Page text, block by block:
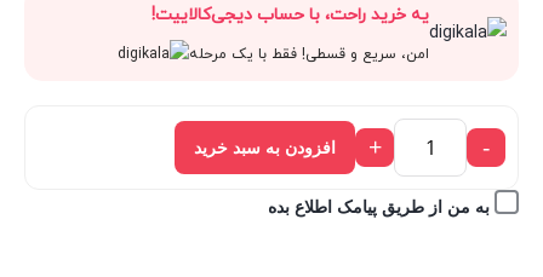
2,682,000 تومان.
2,980,000 تومان
بود.
2,682,000 تومان.
یه خرید راحت، با حساب دیجی‌کالاییت!
امن، سریع و قسطی! فقط با یک مرحله
-
+ افزودن به سبد خرید
به من از طریق پیامک اطلاع بده